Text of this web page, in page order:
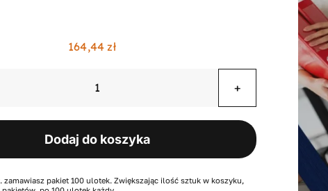
164,44zł
ilość
na
pół,
4
Dodaj do koszyka
zamawiasz pakiet 100 ulotek. Zwiększając ilość sztuk w koszyku,